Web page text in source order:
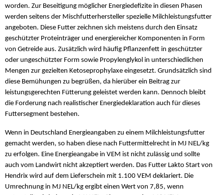
worden. Zur Beseitigung möglicher Energiedefizite in diesen Phasen
werden seitens der Mischfutterhersteller spezielle Milchleistungsfutter
angeboten. Diese Futter zeichnen sich meistens durch den Einsatz
geschützter Proteinträger und energiereicher Komponenten in Form
von Getreide aus. Zusätzlich wird häufig Pflanzenfett in geschützter
oder ungeschützter Form sowie Propylenglykol in unterschiedlichen
Mengen zur gezielten Ketoseprophylaxe eingesetzt. Grundsätzlich sind
diese Bemühungen zu begrüßen, da hierüber ein Beitrag zur
leistungsgerechten Fütterung geleistet werden kann. Dennoch bleibt
die Forderung nach realistischer Energiedeklaration auch für dieses
Futtersegment bestehen.
Wenn in Deutschland Energieangaben zu einem Milchleistungsfutter
gemacht werden, so haben diese nach Futtermittelrecht in MJ NEL/kg
zu erfolgen. Eine Energieangabe in VEM ist nicht zulässig und sollte
auch vom Landwirt nicht akzeptiert werden. Das Futter Lakto Start von
Hendrix wird auf dem Lieferschein mit 1.100 VEM deklariert. Die
Umrechnung in MJ NEL/kg ergibt einen Wert von 7,85, wenn